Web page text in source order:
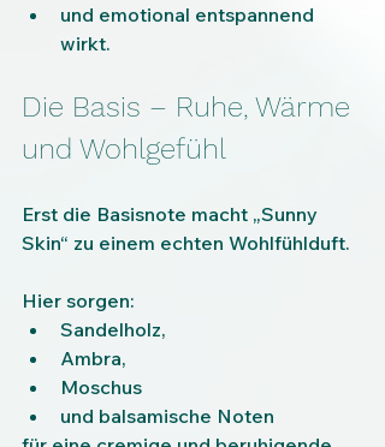
und emotional entspannend
wirkt.
Die Basis – Ruhe, Wärme
und Wohlgefühl
Erst die Basisnote macht „Sunny
Skin“ zu einem echten Wohlfühlduft.
Hier sorgen:
Sandelholz,
Ambra,
Moschus
und balsamische Noten